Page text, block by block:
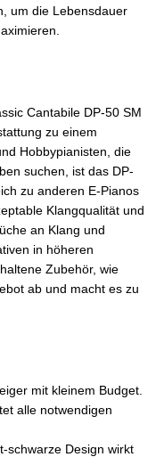
um die Lebensdauer
Cantabile DP-50 SM
zu einem
Hobbypianisten, die
suchen, ist das DP-
zu anderen E-Pianos
Klangqualität und
an Klang und
in höheren
Zubehör, wie
ab und macht es zu
mit kleinem Budget.
alle notwendigen
schwarze Design wirkt